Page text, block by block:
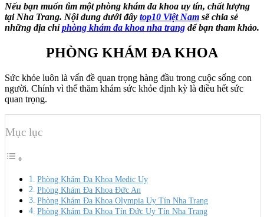
Nếu bạn muốn tìm một phòng khám đa khoa uy tín, chất lượng
tại Nha Trang. Nội dung dưới đây top10 Việt Nam sẽ chia sẻ
những địa chỉphòng khám đa khoa nha trang để bạn tham khảo.
PHÒNG KHÁM ĐA KHOA
Sức khỏe luôn là vấn đề quan trọng hàng đầu trong cuộc sống con
người. Chính vì thế thăm khám sức khỏe định kỳ là điều hết sức
quan trọng.
Mục lục
Phòng Khám Đa Khoa Medic Uy
Phòng Khám Đa Khoa Đức An
Phòng Khám Đa Khoa Olympia Uy Tín Nha Trang
Phòng Khám Đa Khoa Tín Đức Uy Tín Nha Trang